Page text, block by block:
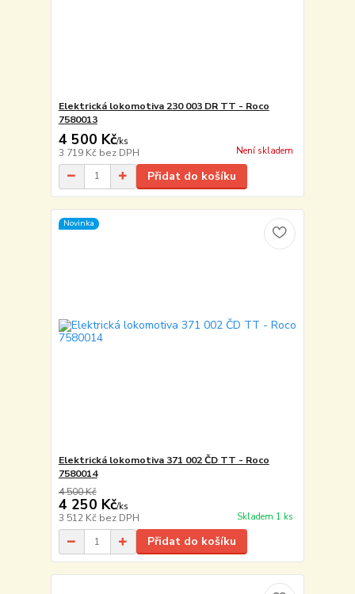
Elektrická lokomotiva 230 003 DR TT - Roco
7580013
4 500 Kč/ks
3 719 Kč bez DPH Není skladem
Přidat do košíku
Novinka
Elektrická lokomotiva 371 002 ČD TT - Roco
7580014
4 500 Kč
4 250 Kč/ks
3 512 Kč bez DPH Skladem 1 ks
Přidat do košíku